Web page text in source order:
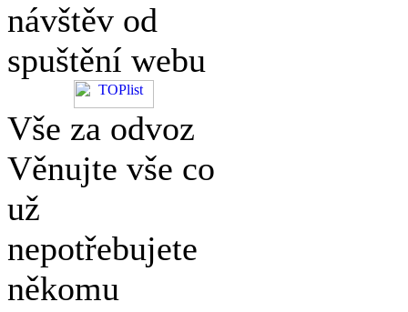
návštěv od
spuštění webu
Vše za odvoz
Věnujte vše co
už
nepotřebujete
někomu